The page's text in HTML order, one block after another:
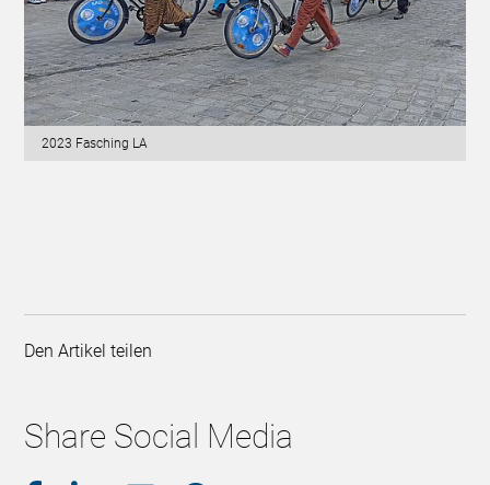
2023 Fasching LA
Den Artikel teilen
Share Social Media